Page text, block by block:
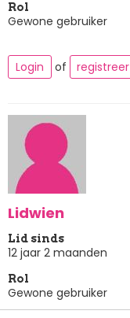
Rol
Gewone gebruiker
Login of registreer
Lidwien
Lid sinds
12 jaar 2 maanden
Rol
Gewone gebruiker